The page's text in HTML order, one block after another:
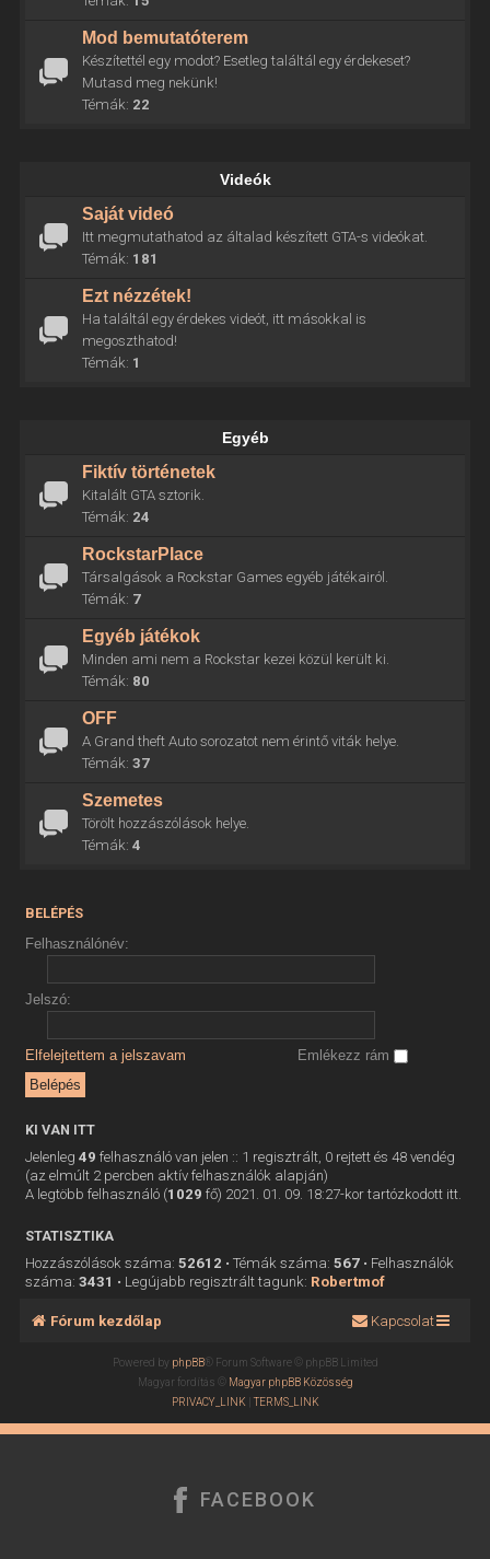
Mod bemutatóterem
Készítettél egy modot? Esetleg találtál egy érdekeset?
Mutasd meg nekünk!
Témák: 22
Videók
Saját videó
Itt megmutathatod az általad készített GTA-s videókat.
Témák: 181
Ezt nézzétek!
Ha találtál egy érdekes videót, itt másokkal is
megoszthatod!
Témák: 1
Egyéb
Fiktív történetek
Kitalált GTA sztorik.
Témák: 24
RockstarPlace
Társalgások a Rockstar Games egyéb játékairól.
Témák: 7
Egyéb játékok
Minden ami nem a Rockstar kezei közül került ki.
Témák: 80
OFF
A Grand theft Auto sorozatot nem érintő viták helye.
Témák: 37
Szemetes
Törölt hozzászólások helye.
Témák: 4
BELÉPÉS
Felhasználónév:
Jelszó:
Elfelejtettem a jelszavam Emlékezz rám
KI VAN ITT
Jelenleg 49 felhasználó van jelen :: 1 regisztrált, 0 rejtett és 48 vendég
(az elmúlt 2 percben aktív felhasználók alapján)
A legtöbb felhasználó (1029 fő) 2021. 01. 09. 18:27-kor tartózkodott itt.
STATISZTIKA
Hozzászólások száma: 52612 • Témák száma: 567• Felhasználók
száma: 3431 • Legújabb regisztrált tagunk: Robertmof
Fórum kezdőlap Kapcsolat
Powered by phpBB® Forum Software © phpBB Limited
Magyar fordítás © Magyar phpBB Közösség
PRIVACY_LINK |TERMS_LINK
FACEBOOK